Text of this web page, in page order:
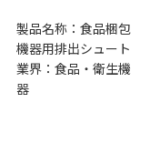
製品名称：食品梱包
機器用排出シュート
業界：食品・衛生機
器